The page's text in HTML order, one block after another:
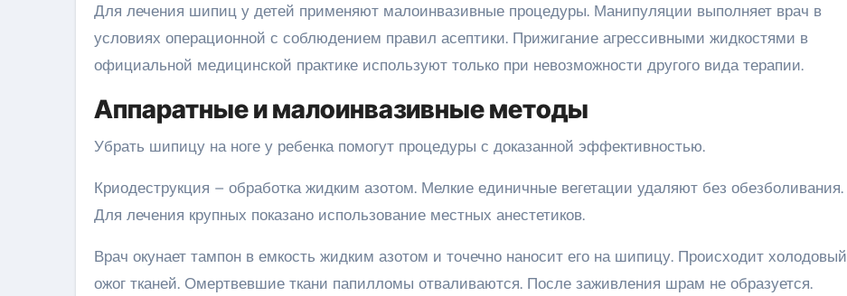
Для лечения шипиц у детей применяют малоинвазивные процедуры. Манипуляции выполняет врач в
условиях операционной с соблюдением правил асептики. Прижигание агрессивными жидкостями в
официальной медицинской практике используют только при невозможности другого вида терапии.
Аппаратные и малоинвазивные методы
Убрать шипицу на ноге у ребенка помогут процедуры с доказанной эффективностью.
Криодеструкция – обработка жидким азотом. Мелкие единичные вегетации удаляют без обезболивания.
Для лечения крупных показано использование местных анестетиков.
Врач окунает тампон в емкость жидким азотом и точечно наносит его на шипицу. Происходит холодовый
ожог тканей. Омертвевшие ткани папилломы отваливаются. После заживления шрам не образуется.